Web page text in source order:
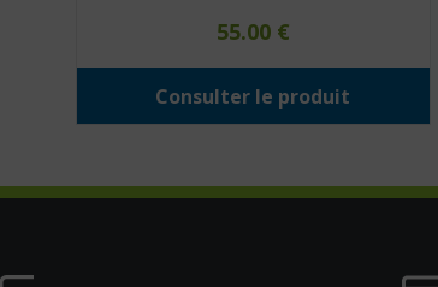
55.00 €
Consulter le produit